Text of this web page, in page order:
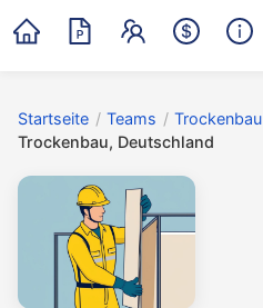
Startseite / Teams / Trockenbau
Trockenbau, Deutschland